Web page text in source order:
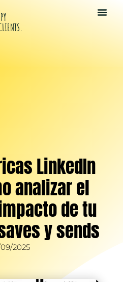
LinkedIn
analizar el
de tu
y sends
2025